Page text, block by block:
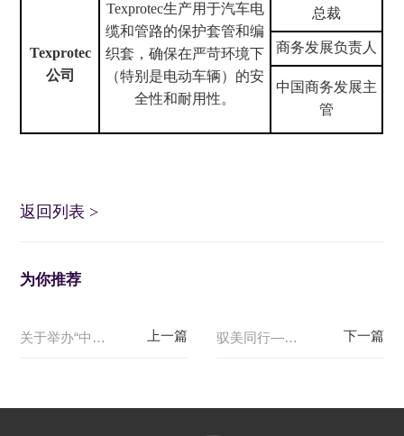
Texprotec
公司
Texprotec生产用于汽车电
缆和管路的保护套管和编
织套，确保在严苛环境下
（特别是电动车辆）的安
全性和耐用性。
总裁
商务发展负责人
中国商务发展主
管
返回列表 >
为你推荐
关于举办“中国西班牙汽车产业合作论坛”的通知 驭美同行——工艺美术首次亮相2026北京国际车展